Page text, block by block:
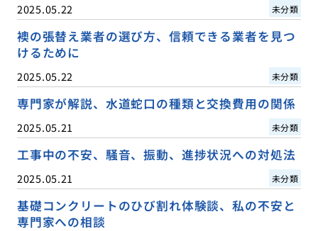
2025.05.22 未分類
襖の張替え業者の選び方、信頼できる業者を見つ
けるために
2025.05.22 未分類
専門家が解説、水道蛇口の種類と交換費用の関係
2025.05.21 未分類
工事中の不安、騒音、振動、進捗状況への対処法
2025.05.21 未分類
基礎コンクリートのひび割れ体験談、私の不安と
専門家への相談